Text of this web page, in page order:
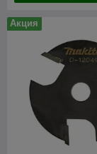
Акция